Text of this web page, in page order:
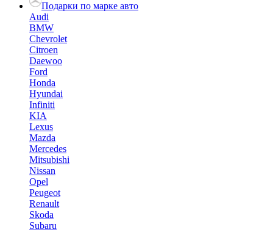
Подарки по марке авто
Audi
BMW
Chevrolet
Citroen
Daewoo
Ford
Honda
Hyundai
Infiniti
KIA
Lexus
Mazda
Mercedes
Mitsubishi
Nissan
Opel
Peugeot
Renault
Skoda
Subaru